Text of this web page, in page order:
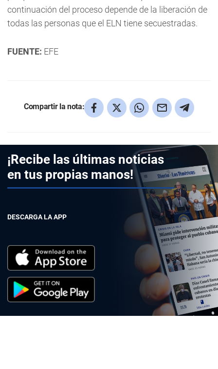
continuación del proceso depende de la liberación de
todas las personas que el ELN tiene secuestradas.
FUENTE: EFE
Compartir la nota:
¡Recibe las últimas noticias
en tus propias manos!
DESCARGA LA APP